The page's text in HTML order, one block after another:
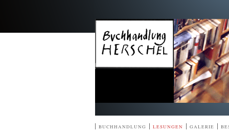
| BUCHHANDLUNG | LESUNGEN | GALERIE |